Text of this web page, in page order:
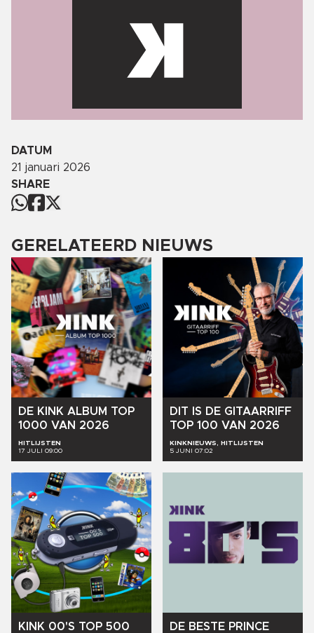
DATUM
21 januari 2026
SHARE
GERELATEERD NIEUWS
DE KINK ALBUM TOP
1000 VAN 2026
HITLIJSTEN
17 JULI 09:00
DIT IS DE GITAARRIFF
TOP 100 VAN 2026
KINKNIEUWS, HITLIJSTEN
5 JUNI 07:02
KINK 00'S TOP 500
DE BESTE PRINCE